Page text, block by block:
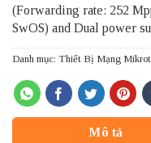
(Forwarding rate: 252
SwOS) and Dual power
Danh mục: Thiết Bị Mạng
Mô tả